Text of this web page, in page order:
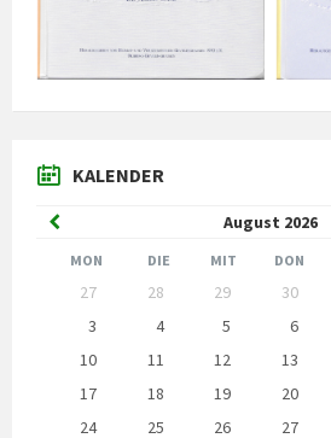
KALENDER
August 2026
Vorheriger
Monat
MON DIE MIT DON
Kalendertage
überspringen
27 28 29 30
3
4 5 6
10
11 12 13
17
18 19 20
24
25 26 27